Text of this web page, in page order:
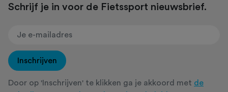
Schrijf je in voor de Fietssport nieuwsbrief.
Inschrijven
Door op 'Inschrijven' te klikken ga je akkoord met de